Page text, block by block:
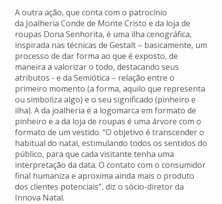
A outra ação, que conta com o patrocínio
da Joalheria Conde de Monte Cristo e da loja de
roupas Dona Senhorita, é uma ilha cenográfica,
inspirada nas técnicas de Gestalt – basicamente, um
processo de dar forma ao que é exposto, de
maneira a valorizar o todo, destacando seus
atributos - e da Semiótica – relação entre o
primeiro momento (a forma, aquilo que representa
ou simboliza algo) e o seu significado (pinheiro e
ilha). A da joalheria é a logomarca em formato de
pinheiro e a da loja de roupas é uma árvore com o
formato de um vestido. “O objetivo é transcender o
habitual do natal, estimulando todos os sentidos do
público, para que cada visitante tenha uma
interpretação da data. O contato com o consumidor
final humaniza e aproxima ainda mais o produto
dos clientes potenciais”, diz o sócio-diretor da
Innova Natal.